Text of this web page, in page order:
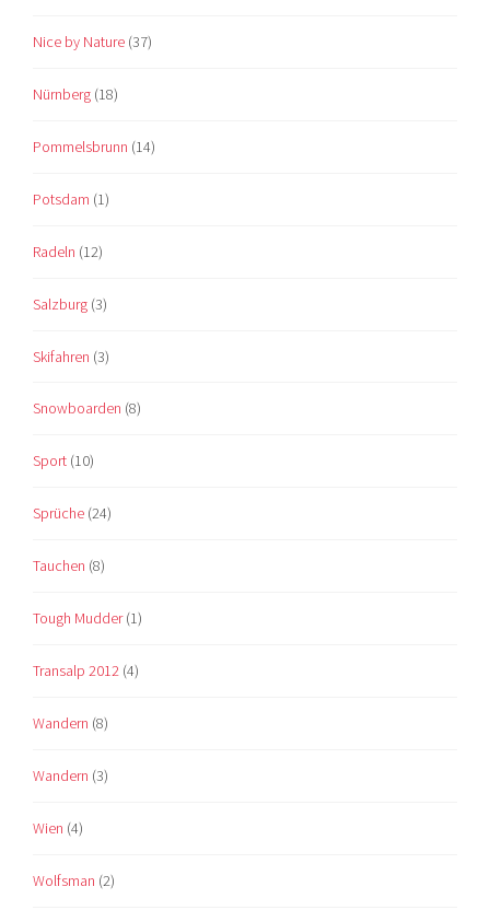
Nice by Nature (37)
Nürnberg (18)
Pommelsbrunn (14)
Potsdam (1)
Radeln (12)
Salzburg (3)
Skifahren (3)
Snowboarden (8)
Sport (10)
Sprüche (24)
Tauchen (8)
Tough Mudder(1)
Transalp 2012 (4)
Wandern (8)
Wandern (3)
Wien (4)
Wolfsman (2)